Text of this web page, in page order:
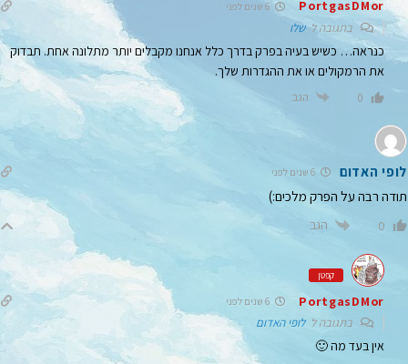
PortgasDMor
בתגובה לשלו
כנראה… כשיש בעיה בפרק בדרך כלל אנחנו מקבלים יותר מתלונה אחת. תבדוק
את הרמקולים או את ההגדרות שלך.
0 הגב
לופי האדום
תודה רבה על הפרק מלכים:)
0 הגב
קפטן
PortgasDMor
בתגובה ללופי האדום
אין בעד מה 🙂